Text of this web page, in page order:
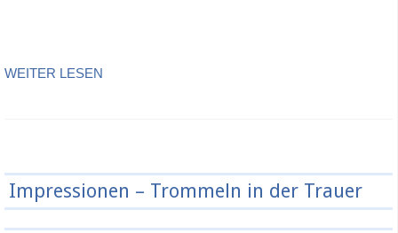
WEITER LESEN
Impressionen – Trommeln in der Trauer